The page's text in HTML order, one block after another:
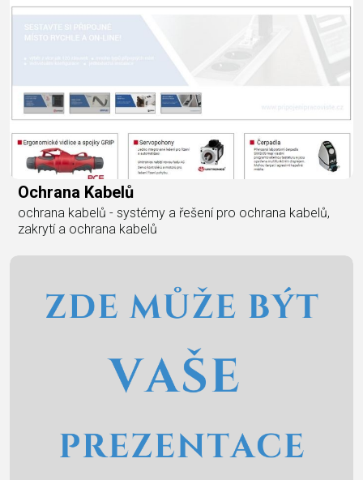
Ochrana Kabelů
ochrana kabelů - systémy a řešení pro ochrana kabelů,
zakrytí a ochrana kabelů